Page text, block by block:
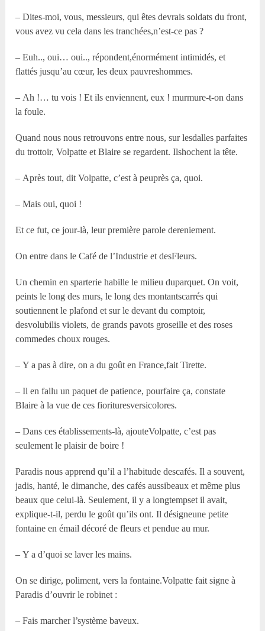
– Dites-moi, vous, messieurs, qui êtes devrais soldats du front,
vous avez vu cela dans les tranchées,n’est-ce pas ?
– Euh.., oui… oui.., répondent,énormément intimidés, et
flattés jusqu’au cœur, les deux pauvreshommes.
– Ah !… tu vois ! Et ils enviennent, eux ! murmure-t-on dans
la foule.
Quand nous nous retrouvons entre nous, sur lesdalles parfaites
du trottoir, Volpatte et Blaire se regardent. Ilshochent la tête.
– Après tout, dit Volpatte, c’est à peuprès ça, quoi.
– Mais oui, quoi !
Et ce fut, ce jour-là, leur première parole dereniement.
On entre dans le Café de l’Industrie et desFleurs.
Un chemin en sparterie habille le milieu duparquet. On voit,
peints le long des murs, le long des montantscarrés qui
soutiennent le plafond et sur le devant du comptoir,
desvolubilis violets, de grands pavots groseille et des roses
commedes choux rouges.
– Y a pas à dire, on a du goût en France,fait Tirette.
– Il en fallu un paquet de patience, pourfaire ça, constate
Blaire à la vue de ces fiorituresversicolores.
– Dans ces établissements-là, ajouteVolpatte, c’est pas
seulement le plaisir de boire !
Paradis nous apprend qu’il a l’habitude descafés. Il a souvent,
jadis, hanté, le dimanche, des cafés aussibeaux et même plus
beaux que celui-là. Seulement, il y a longtempset il avait,
explique-t-il, perdu le goût qu’ils ont. Il désigneune petite
fontaine en émail décoré de fleurs et pendue au mur.
– Y a d’quoi se laver les mains.
On se dirige, poliment, vers la fontaine.Volpatte fait signe à
Paradis d’ouvrir le robinet :
– Fais marcher l’système baveux.